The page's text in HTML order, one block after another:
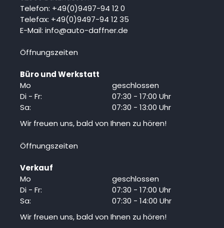
Telefon: +49(0)9497-94 12 0
Telefax: +49(0)9497-94 1235
E-Mail: info@auto-daffner.de
Öffnungszeiten
Büro und Werkstatt
Mo
Di - Fr:
Sa:
geschlossen
07:30 - 17:00 Uhr
07:30 - 13:00 Uhr
Wir freuen uns, bald von Ihnen zu hören!
Öffnungszeiten
Verkauf
Mo
Di - Fr:
Sa:
geschlossen
07:30 - 17:00 Uhr
07:30 - 14:00 Uhr
Wir freuen uns, bald von Ihnen zu hören!